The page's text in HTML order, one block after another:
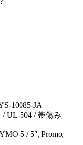
10085-JA
UL-504 / 帯傷み,
5 / 5″, Promo,